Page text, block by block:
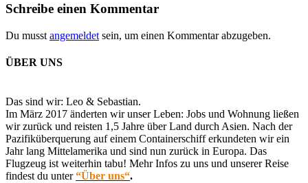
Schreibe einen Kommentar
Du musst angemeldet sein, um einen Kommentar abzugeben.
ÜBER UNS
Das sind wir: Leo & Sebastian.
Im März 2017 änderten wir unser Leben: Jobs und Wohnung ließen
wir zurück und reisten 1,5 Jahre über Land durch Asien. Nach der
Pazifiküberquerung auf einem Containerschiff erkundeten wir ein
Jahr lang Mittelamerika und sind nun zurück in Europa. Das
Flugzeug ist weiterhin tabu! Mehr Infos zu uns und unserer Reise
findest du unter“Über uns“.